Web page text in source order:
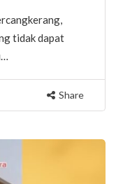
tidak dapat
Share